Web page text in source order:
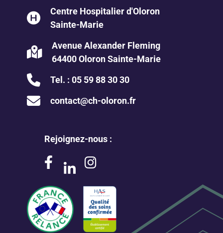
Centre Hospitalier d'Oloron
Sainte-Marie
Avenue Alexander Fleming
64400 Oloron Sainte-Marie
Tel. : 05 59 88 30 30
contact@ch-oloron.fr
Rejoignez-nous :